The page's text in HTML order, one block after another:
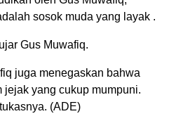
sosok muda yang layak .
Gus Muwafiq.
juga menegaskan bahwa
yang cukup mumpuni.
(ADE)